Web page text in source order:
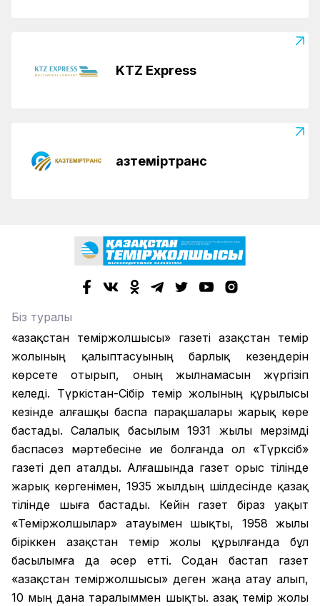
KTZ Express
Қазтеміртранс
Біз туралы
«Қазақстан теміржолшысы» газеті Қазақстан темір
жолының қалыптасуының барлық кезеңдерін
көрсете отырып, оның жылнамасын жүргізіп
келеді. Түркістан-Сібір темір жолының құрылысы
кезінде алғашқы баспа парақшалары жарық көре
бастады. Салалық басылым 1931 жылы мерзімді
баспасөз мәртебесіне ие болғанда ол «Түрксіб»
газеті деп аталды. Алғашында газет орыс тілінде
жарық көргенімен, 1935 жылдың шілдесінде қазақ
тілінде шыға бастады. Кейін газет біраз уақыт
«Теміржолшылар» атауымен шықты, 1958 жылы
біріккен Қазақстан темір жолы құрылғанда бұл
басылымға да әсер етті. Содан бастап газет
«Қазақстан теміржолшысы» деген жаңа атау алып,
10 мың дана таралыммен шықты. Қазақ темір жолы